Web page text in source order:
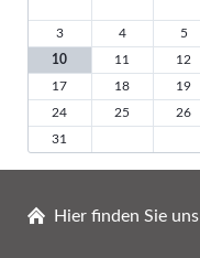
3
4 5
10
11 12
17
18 19
24
25 26
31
Hier finden Sie uns